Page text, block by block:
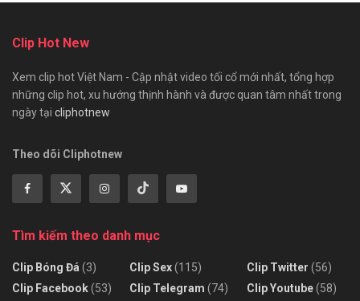
Clip Hot New
Xem clip hot Việt Nam - Cập nhật video tối cổ mới nhất, tổng hợp
những clip hot, xu hướng thịnh hành và được quan tâm nhất trong
ngày tại cliphotnew
Theo dõi Cliphotnew
Tìm kiếm theo danh mục
Clip Bóng Đá (3)
Clip Facebook(53)
Clip Sex(115)
Clip Telegram (74)
Clip Twitter (56)
Clip Youtube(58)